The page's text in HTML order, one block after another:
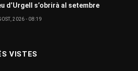
d’Urgell s’obrirà al setembre
2026 - 08:19
VISTES